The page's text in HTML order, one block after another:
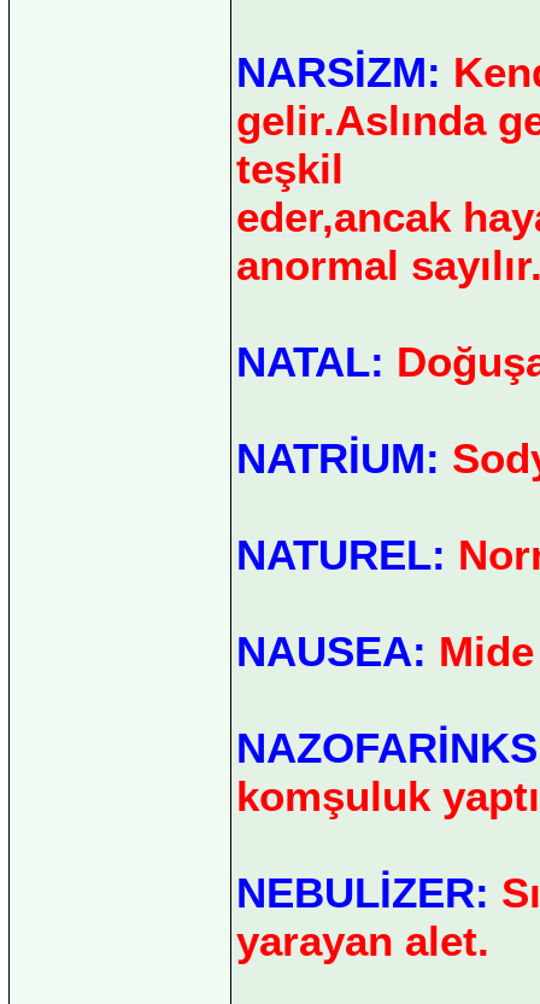
NARSİZM:
gelir.Aslında
teşkil
eder,ancak
anormal
NATAL:
NATRİUM:
NATUREL:
NAUSEA:
komşuluk
NEBULİZER:
yarayan alet.